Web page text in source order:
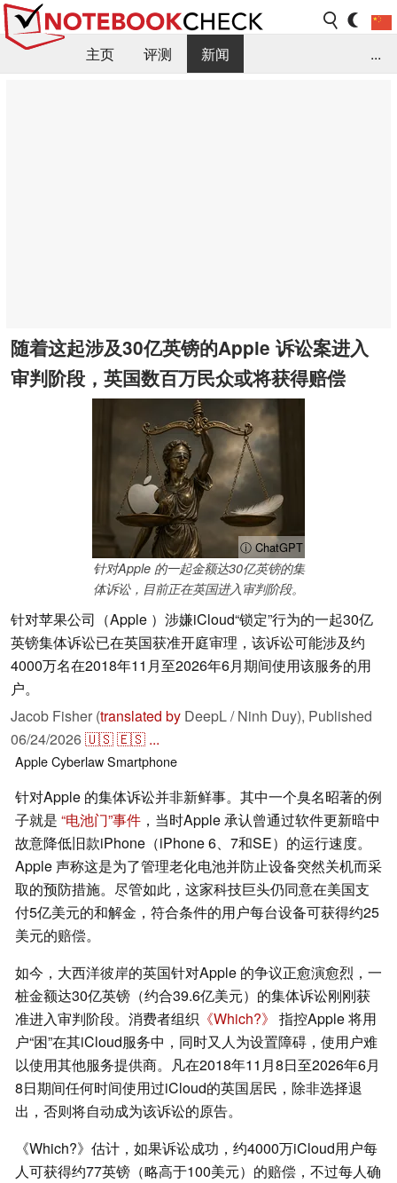
主页 评测
新闻
...
随着这起涉及30亿英镑的Apple 诉讼案进入
审判阶段，英国数百万民众或将获得赔偿
ⓘ ChatGPT
针对Apple 的一起金额达30亿英镑的集
体诉讼，目前正在英国进入审判阶段。
针对苹果公司（Apple ）涉嫌iCloud“锁定”行为的一起30亿
英镑集体诉讼已在英国获准开庭审理，该诉讼可能涉及约
4000万名在2018年11月至2026年6月期间使用该服务的用
户。
Jacob Fisher (translated by DeepL / Ninh Duy), Published
06/24/2026🇺🇸🇪🇸 ...
AppleCyberlawSmartphone
针对Apple 的集体诉讼并非新鲜事。其中一个臭名昭著的例
子就是 “电池门”事件 ，当时Apple 承认曾通过软件更新暗中
故意降低旧款iPhone（iPhone 6、7和SE）的运行速度。
Apple 声称这是为了管理老化电池并防止设备突然关机而采
取的预防措施。尽管如此，这家科技巨头仍同意在美国支
付5亿美元的和解金，符合条件的用户每台设备可获得约25
美元的赔偿。
如今，大西洋彼岸的英国针对Apple 的争议正愈演愈烈，一
桩金额达30亿英镑（约合39.6亿美元）的集体诉讼刚刚获
准进入审判阶段。消费者组织 《Which?》 指控Apple 将用
户“困”在其iCloud服务中，同时又人为设置障碍，使用户难
以使用其他服务提供商。凡在2018年11月8日至2026年6月
8日期间任何时间使用过iCloud的英国居民，除非选择退
出，否则将自动成为该诉讼的原告。
《Which?》估计，如果诉讼成功，约4000万iCloud用户每
人可获得约77英镑（略高于100美元）的赔偿，不过每人确